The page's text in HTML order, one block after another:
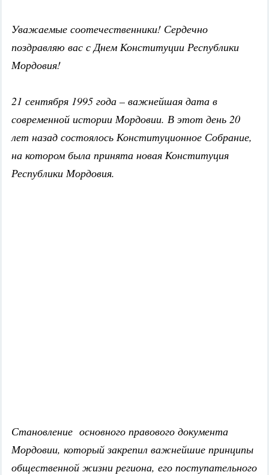
Уважаемые соотечественники! Сердечно
поздравляю вас с Днем Конституции Республики
Мордовия!
21 сентября 1995 года – важнейшая дата в
современной истории Мордовии. В этот день 20
лет назад состоялось Конституционное Собрание,
на котором была принята новая Конституция
Республики Мордовия.
Становление основного правового документа
Мордовии, который закрепил важнейшие принципы
общественной жизни региона, его поступательного